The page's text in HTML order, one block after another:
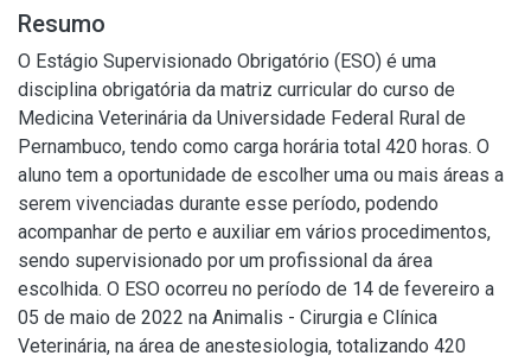
Resumo
O Estágio Supervisionado Obrigatório (ESO) é uma
disciplina obrigatória da matriz curricular do curso de
Medicina Veterinária da Universidade Federal Rural de
Pernambuco, tendo como carga horária total 420 horas. O
aluno tem a oportunidade de escolher uma ou mais áreas a
serem vivenciadas durante esse período, podendo
acompanhar de perto e auxiliar em vários procedimentos,
sendo supervisionado por um profissional da área
escolhida. O ESO ocorreu no período de 14 de fevereiro a
05 de maio de 2022 na Animalis - Cirurgia e Clínica
Veterinária, na área de anestesiologia, totalizando 420